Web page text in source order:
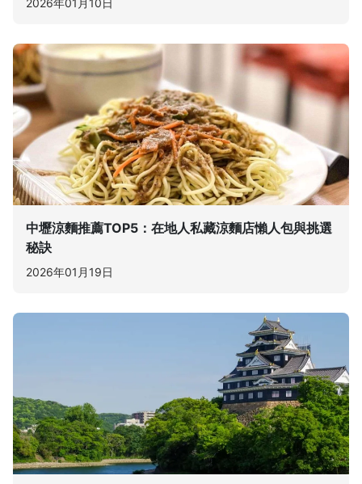
中壢涼麵推薦TOP5：在地人私藏涼麵店懶人包與挑選
秘訣
2026年01月19日